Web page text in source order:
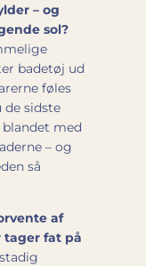
– og
sol?
badetøj ud
føles
de sidste
med
– og
så
af
tager fat på